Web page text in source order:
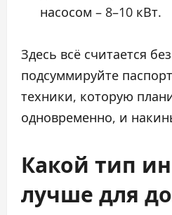
насосом – 8–10 кВт.
Здесь всё считается
подсуммируйте
техники, которую
одновременно, и
Какой тип
лучше для